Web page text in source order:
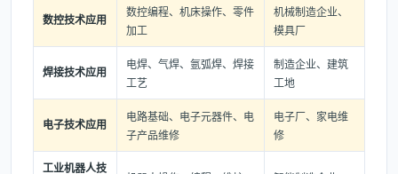
数控技术应用
数控编程、机床操作、零件
加工
机械制造企业、
模具厂
焊接技术应用
电焊、气焊、氩弧焊、焊接
工艺
制造企业、建筑
工地
电子技术应用
电路基础、电子元器件、电
子产品维修
电子厂、家电维
修
工业机器人技